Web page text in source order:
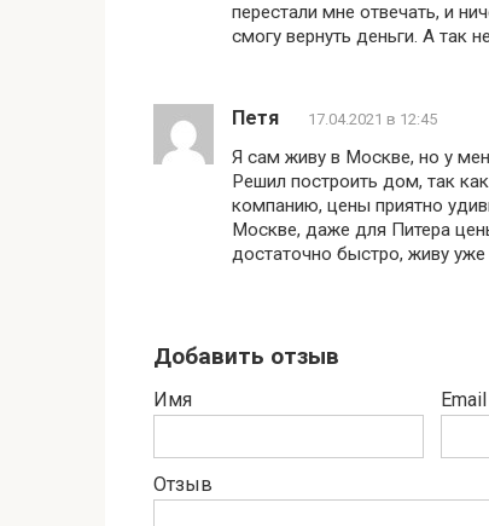
перестали мне отвечать, и
смогу вернуть деньги. А так
Петя 17.04.2021 в 12:45
Я сам живу в Москве, но у
Решил построить дом, так
компанию, цены приятно
Москве, даже для Питера
достаточно быстро, живу
Добавить отзыв
Имя Email
Отзыв